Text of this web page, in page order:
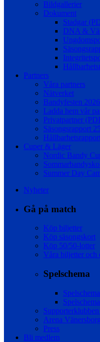
Bildgallerier
Dokument
Stadgar
DNA &
Partners
Våra partners
Nätverket
Bandyfesten 2026
Ladda hem vår
Privatpartner
Säsongsrapport
Cuper & Läger
Nordic Bandy
Summer Day
Nyheter
Gå på match
Köp biljetter
Köp säsongskort
Köp 50/50-lotter
Våra biljetter och
Spelschema
Arena Vänersborg
Press
Bli medlem